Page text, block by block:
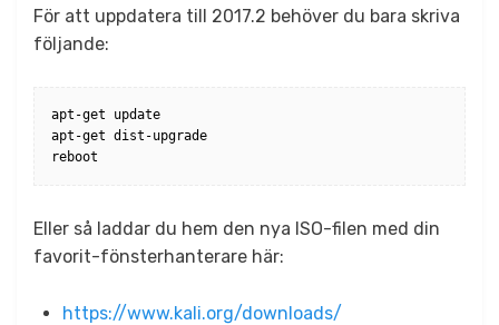
För att uppdatera till 2017.2 behöver du bara skriva
följande:
apt-get update
apt-get dist-upgrade
reboot
Eller så laddar du hem den nya ISO-filen med din
favorit-fönsterhanterare här:
https://www.kali.org/downloads/